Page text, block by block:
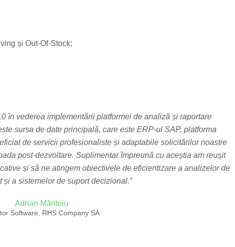
și Out-Of-Stock;
în vederea implementării platformei de analiză și raportare
sursa de date principală, care este ERP-ul SAP, platforma
de servicii profesionaliste și adaptabile solicitărilor noastre
post-dezvoltare. Suplimentar împreună cu aceștia am reușit
și să ne atingem obiectivele de eficientizare a analizelor de
și a sistemelor de suport decizional.”
Adrian Măntoiu
Software, RHS Company SA